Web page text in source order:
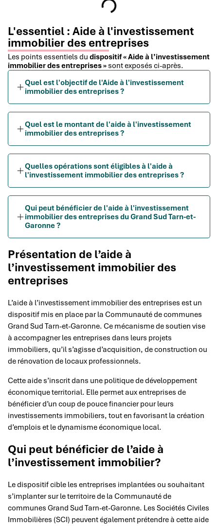
L'essentiel : Aide à l'investissement
immobilier des entreprises
Les points essentiels du dispositif « Aide à l’investissement
immobilier des entreprises » sont exposés ci-après.
Quel est l'objectif de l'Aide à l'investissement
immobilier des entreprises ?
Quel est le montant de l'aide à l'investissement
immobilier des entreprises ?
Quelles opérations sont éligibles à l'aide à
l'investissement immobilier des entreprises ?
Qui peut bénéficier de l'aide à l'investissement
immobilier des entreprises du Grand Sud Tarn-et-
Garonne ?
Présentation de l’aide à
l’investissement immobilier des
entreprises
L’aide à l’investissement immobilier des entreprises est un
dispositif mis en place par la Communauté de communes
Grand Sud Tarn-et-Garonne. Ce mécanisme de soutien vise
à accompagner les entreprises dans leurs projets
immobiliers, qu’il s’agisse d’acquisition, de construction ou
de rénovation de locaux professionnels.
Cette aide s’inscrit dans une politique de développement
économique territorial. Elle permet aux entreprises de
bénéficier d’un coup de pouce financier pour leurs
investissements immobiliers, tout en favorisant la création
d’emplois et le dynamisme économique local.
Qui peut bénéficier de l’aide à
l’investissement immobilier?
Le dispositif cible les entreprises implantées ou souhaitant
s’implanter sur le territoire de la Communauté de
communes Grand Sud Tarn-et-Garonne. Les Sociétés Civiles
Immobilières (SCI) peuvent également prétendre à cette aide